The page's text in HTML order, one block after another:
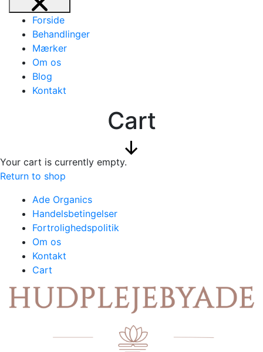
Forside
Behandlinger
Mærker
Om os
Blog
Kontakt
Cart
Scroll
Down
Your cart is currently empty.
Return to shop
Ade Organics
Handelsbetingelser
Fortrolighedspolitik
Om os
Kontakt
Cart